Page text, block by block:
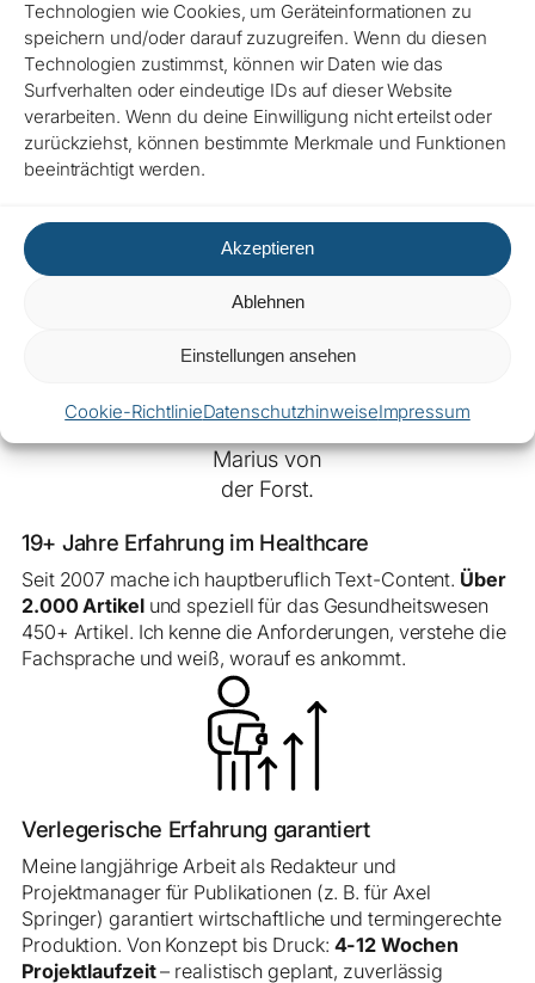
Technologien wie Cookies, um Geräteinformationen zu
speichern und/oder darauf zuzugreifen. Wenn du diesen
Technologien zustimmst, können wir Daten wie das
Surfverhalten oder eindeutige IDs auf dieser Website
verarbeiten. Wenn du deine Einwilligung nicht erteilst oder
zurückziehst, können bestimmte Merkmale und Funktionen
beeinträchtigt werden.
Akzeptieren
Ablehnen
Einstellungen ansehen
Cookie-RichtlinieDatenschutzhinweiseImpressum
19+ Jahre Erfahrung im Healthcare
Seit 2007 mache ich hauptberuflich Text-Content. Über
2.000 Artikelund speziell für das Gesundheitswesen
450+ Artikel. Ich kenne die Anforderungen, verstehe die
Fachsprache und weiß, worauf es ankommt.
Verlegerische Erfahrung garantiert
Meine langjährige Arbeit als Redakteur und
Projektmanager für Publikationen (z. B. für Axel
Springer) garantiert wirtschaftliche und termingerechte
Produktion. Von Konzept bis Druck: 4-12 Wochen
Projektlaufzeit– realistisch geplant, zuverlässig